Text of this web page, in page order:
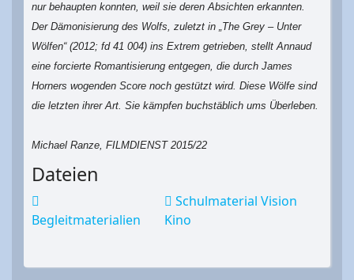
nur behaupten konnten, weil sie deren Absichten erkannten.
Der Dämonisierung des Wolfs, zuletzt in „The Grey – Unter
Wölfen“ (2012; fd 41 004) ins Extrem getrieben, stellt Annaud
eine forcierte Romantisierung entgegen, die durch James
Horners wogenden Score noch gestützt wird. Diese Wölfe sind
die letzten ihrer Art. Sie kämpfen buchstäblich ums Überleben.
Michael Ranze, FILMDIENST 2015/22
Dateien
Begleitmaterialien
Schulmaterial Vision
Kino